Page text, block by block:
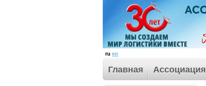
ru en
Главная Ассоциация